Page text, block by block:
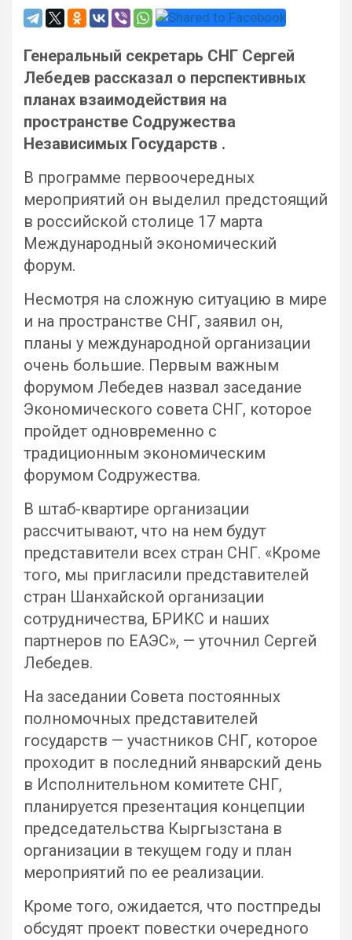
Генеральный секретарь СНГ Сергей
Лебедев рассказал о перспективных
планах взаимодействия на
пространстве Содружества
Независимых Государств .
В программе первоочередных
мероприятий он выделил предстоящий
в российской столице 17 марта
Международный экономический
форум.
Несмотря на сложную ситуацию в мире
и на пространстве СНГ, заявил он,
планы у международной организации
очень большие. Первым важным
форумом Лебедев назвал заседание
Экономического совета СНГ, которое
пройдет одновременно с
традиционным экономическим
форумом Содружества.
В штаб-квартире организации
рассчитывают, что на нем будут
представители всех стран СНГ. «Кроме
того, мы пригласили представителей
стран Шанхайской организации
сотрудничества, БРИКС и наших
партнеров по ЕАЭС», — уточнил Сергей
Лебедев.
На заседании Совета постоянных
полномочных представителей
государств — участников СНГ, которое
проходит в последний январский день
в Исполнительном комитете СНГ,
планируется презентация концепции
председательства Кыргызстана в
организации в текущем году и план
мероприятий по ее реализации.
Кроме того, ожидается, что постпреды
обсудят проект повестки очередного